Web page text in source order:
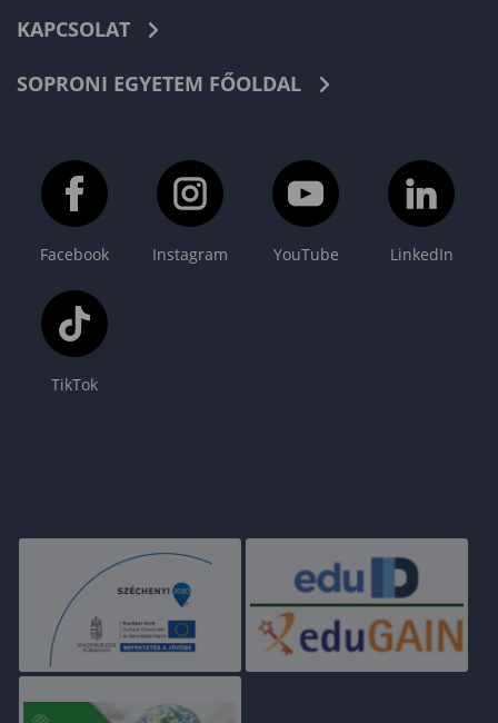
KAPCSOLAT
SOPRONI EGYETEM FŐOLDAL
Facebook Instagram YouTube LinkedIn
TikTok